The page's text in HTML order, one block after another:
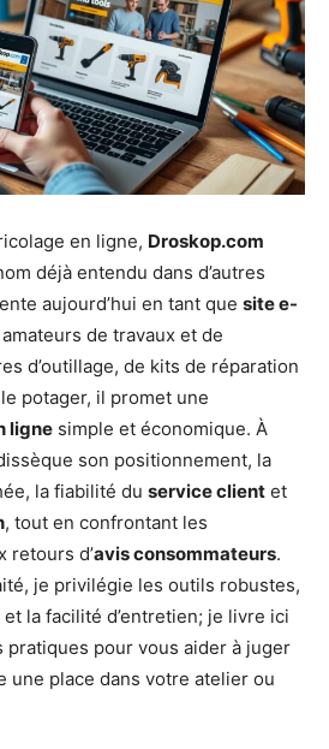
en ligne, Droskop.com
déjà entendu dans d’autres
aujourd’hui en tant que site e-
de travaux et de
d’outillage, de kits de réparation
potager, il promet une
ligne simple et économique. À
son positionnement, la
la fiabilité du service client et
, tout en confrontant les
retours d’avis consommateurs.
je privilégie les outils robustes,
et la facilité d’entretien; je livre ici
pratiques pour vous aider à juger
une place dans votre atelier ou